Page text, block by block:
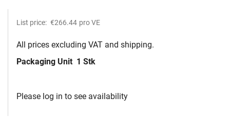
List price: €266.44 pro VE
All prices excluding VAT and shipping.
Packaging Unit 1 Stk
Please log in to see availability